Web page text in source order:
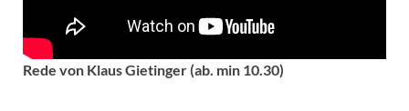
Rede von Klaus Gietinger (ab. min 10.30)